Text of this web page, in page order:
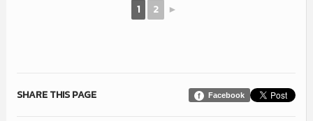
1 2 ►
Facebook
SHARE THIS PAGE